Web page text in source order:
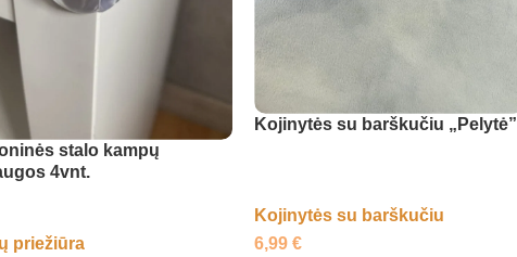
stalo kampų
4vnt.
priežiūra
Kojinytės su barškučiu „Pelytė”
Kojinytės su barškučiu
6,99€